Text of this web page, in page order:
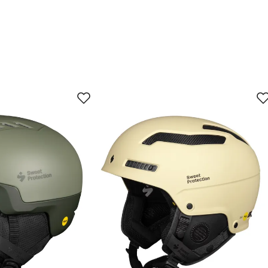
er også god å ha på seg. Veldig fint at "ørelappene" er kan
12. jul. 25. jul.